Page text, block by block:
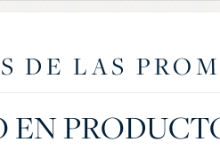
DE LAS
EN